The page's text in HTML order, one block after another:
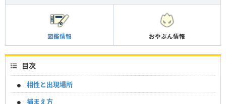
図鑑情報 おやぶん情報
目次
相性と出現場所
捕まえ方